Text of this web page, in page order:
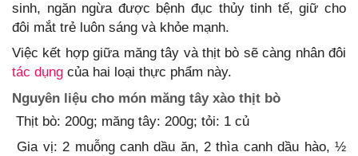
sinh, ngăn ngừa được bệnh đục thủy tinh tế, giữ cho
đôi mắt trẻ luôn sáng và khỏe mạnh.
Việc kết hợp giữa măng tây và thịt bò sẽ càng nhân đôi
tác dụng của hai loại thực phẩm này.
Nguyên liệu cho món măng tây xào thịt bò
Thịt bò: 200g; măng tây: 200g; tỏi: 1 củ
Gia vị: 2 muỗng canh dầu ăn, 2 thìa canh dầu hào, ½